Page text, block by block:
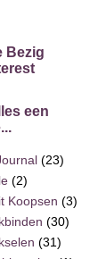
Bezig
een
(23)
(2)
Koopsen (3)
(30)
(31)